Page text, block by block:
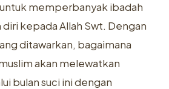
memperbanyak ibadah
kepada Allah Swt. Dengan
ditawarkan, bagaimana
akan melewatkan
bulan suci ini dengan